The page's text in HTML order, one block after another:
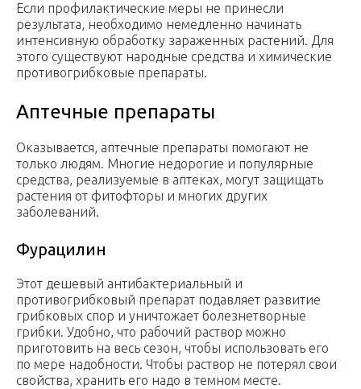
Если профилактические меры не принесли
результата, необходимо немедленно начинать
интенсивную обработку зараженных растений. Для
этого существуют народные средства и химические
противогрибковые препараты.
Аптечные препараты
Оказывается, аптечные препараты помогают не
только людям. Многие недорогие и популярные
средства, реализуемые в аптеках, могут защищать
растения от фитофторы и многих других
заболеваний.
Фурацилин
Этот дешевый антибактериальный и
противогрибковый препарат подавляет развитие
грибковых спор и уничтожает болезнетворные
грибки. Удобно, что рабочий раствор можно
приготовить на весь сезон, чтобы использовать его
по мере надобности. Чтобы раствор не потерял свои
свойства, хранить его надо в темном месте.